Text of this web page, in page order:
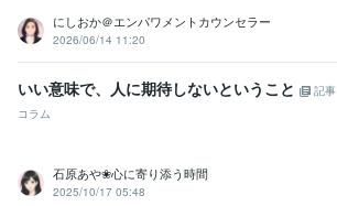
にしおか＠エンパワメントカウンセラー
2026/06/14 11:20
いい意味で、人に期待しないということ
記事
コラム
石原あや❀心に寄り添う時間
2025/10/17 05:48